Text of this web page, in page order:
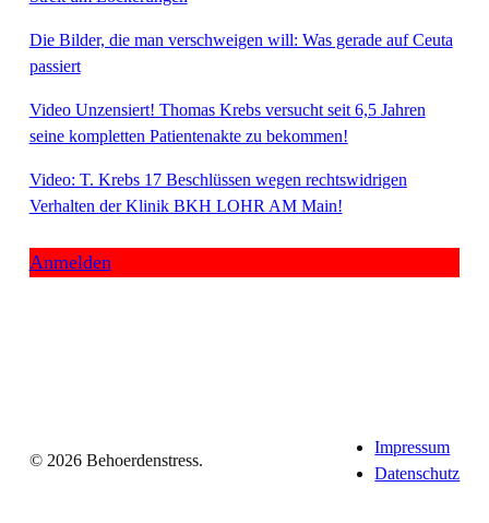
Die Bilder, die man verschweigen will: Was gerade auf Ceuta
passiert
Video Unzensiert! Thomas Krebs versucht seit 6,5 Jahren
seine kompletten Patientenakte zu bekommen!
Video: T. Krebs 17 Beschlüssen wegen rechtswidrigen
Verhalten der Klinik BKH LOHR AM Main!
Anmelden
© 2026 Behoerdenstress.
Impressum
Datenschutz